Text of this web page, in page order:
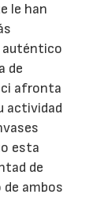
le han
auténtico
de
afronta
actividad
esta
de
ambos